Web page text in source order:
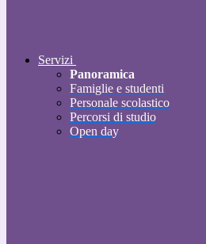
Servizi
Panoramica
Famiglie e studenti
Personale scolastico
Percorsi di studio
Open day